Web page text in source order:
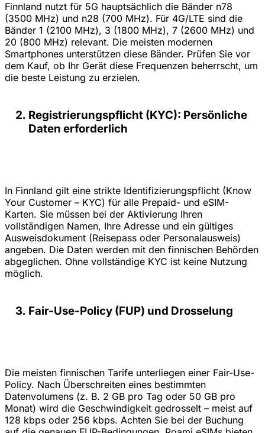
Finnland nutzt für 5G hauptsächlich die Bänder n78
(3500 MHz) und n28 (700 MHz). Für 4G/LTE sind die
Bänder 1 (2100 MHz), 3 (1800 MHz), 7 (2600 MHz) und
20 (800 MHz) relevant. Die meisten modernen
Smartphones unterstützen diese Bänder. Prüfen Sie vor
dem Kauf, ob Ihr Gerät diese Frequenzen beherrscht, um
die beste Leistung zu erzielen.
Registrierungspflicht (KYC): Persönliche
Daten erforderlich
In Finnland gilt eine strikte Identifizierungspflicht (Know
Your Customer – KYC) für alle Prepaid- und eSIM-
Karten. Sie müssen bei der Aktivierung Ihren
vollständigen Namen, Ihre Adresse und ein gültiges
Ausweisdokument (Reisepass oder Personalausweis)
angeben. Die Daten werden mit den finnischen Behörden
abgeglichen. Ohne vollständige KYC ist keine Nutzung
möglich.
Fair-Use-Policy (FUP) und Drosselung
Die meisten finnischen Tarife unterliegen einer Fair-Use-
Policy. Nach Überschreiten eines bestimmten
Datenvolumens (z. B. 2 GB pro Tag oder 50 GB pro
Monat) wird die Geschwindigkeit gedrosselt – meist auf
128 kbps oder 256 kbps. Achten Sie bei der Buchung